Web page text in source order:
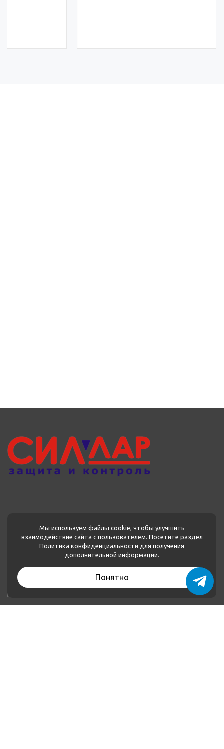
Каталог товаров
О нас
Применение
Мы используем файлы cookie, чтобы улучшить
взаимодействие сайта с пользователем. Посетите раздел
Политика конфиденциальности для получения
дополнительной информации.
Понятно